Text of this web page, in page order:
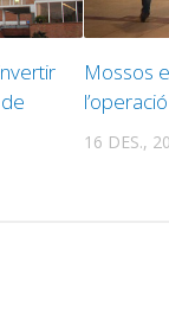
Mossos
16 DES.,